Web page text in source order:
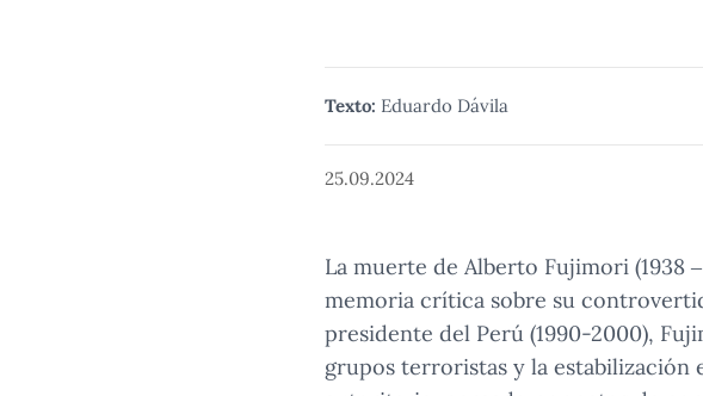
Texto: Eduardo Dávila
25.09.2024
La muerte de Alberto Fujimori (1938
memoria crítica sobre su
presidente del Perú (1990-2000),
grupos terroristas y la